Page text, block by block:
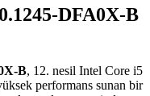
DFA0X-B
B, 12. nesil Intel Core i5
performans sunan bir